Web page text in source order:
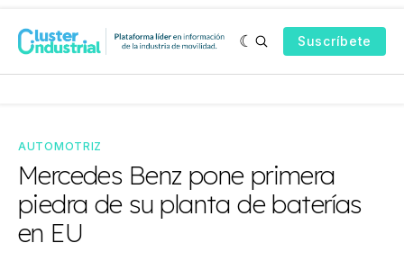
Suscríbete
AUTOMOTRIZ
Mercedes Benz pone primera
piedra de su planta de baterías
en EU